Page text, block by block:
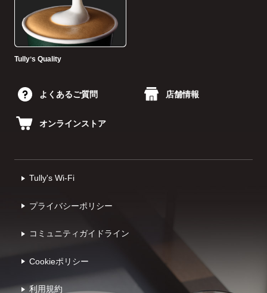
Tullyʼs Quality
よくあるご質問 店舗情報
オンラインストア
Tully's Wi-Fi
プライバシーポリシー
コミュニティガイドライン
Cookieポリシー
利⽤規約